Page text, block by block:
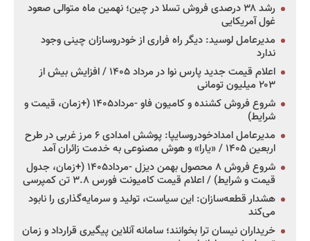
رشد ۳۸ درصدی فروش تسلا در چین؛ نهمین ماه متوالی صعود
غول آمریکایی
مدیرعامل لوسید: دیگر راه فراری از خودروسازان چینی وجود
ندارد
اعلام قیمت جدید پارس نوا در مرداد ۱۴۰۵ / افزایش بیش از
۲۰۳ میلیون تومانی
شروع فروش کشنده و کامیون فاو -مرداد۱۴۰۵ (+زمان، قیمت و
شرایط)
مدیرعامل امدادخودروسایپا: پوشش امدادی ۶ مرز غربی در طرح
اربعین ۱۴۰۵ / «یارا» و هوش مصنوعی به خدمت زائران آمد
شروع فروش ۸ محصول بهمن دیزل -مرداد۱۴۰۵ (+زمان، جدول
قیمت و شرایط) / اعلام قیمت کامیونت فورس ۳.۸ تن کمپرسی
هشدار قطعه‌سازان: این سیاست، تولید و سرمایه‌گذاری را نابود
می‌کند
خریداران نیسان ترا بخوانند؛ سامانه آنلاین پیگیری قرارداد و زمان